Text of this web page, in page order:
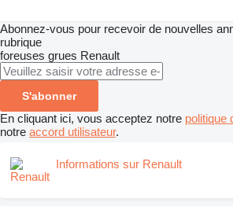
Abonnez-vous pour recevoir de nouvelles
rubrique
foreuses grues Renault
S'abonner
En cliquant ici, vous acceptez notre politique
notre accord utilisateur.
Informations sur Renault